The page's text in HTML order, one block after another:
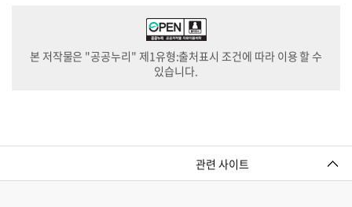
본 저작물은 "공공누리" 제1유형:출처표시 조건에 따라 이용 할 수
있습니다.
관련 사이트